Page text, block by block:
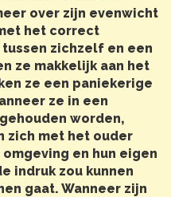
over zijn evenwicht
het correct
zichzelf en een
ze makkelijk aan het
ze een paniekerige
ze in een
worden,
zich met het ouder
en hun eigen
indruk zou kunnen
gaat. Wanneer zijn